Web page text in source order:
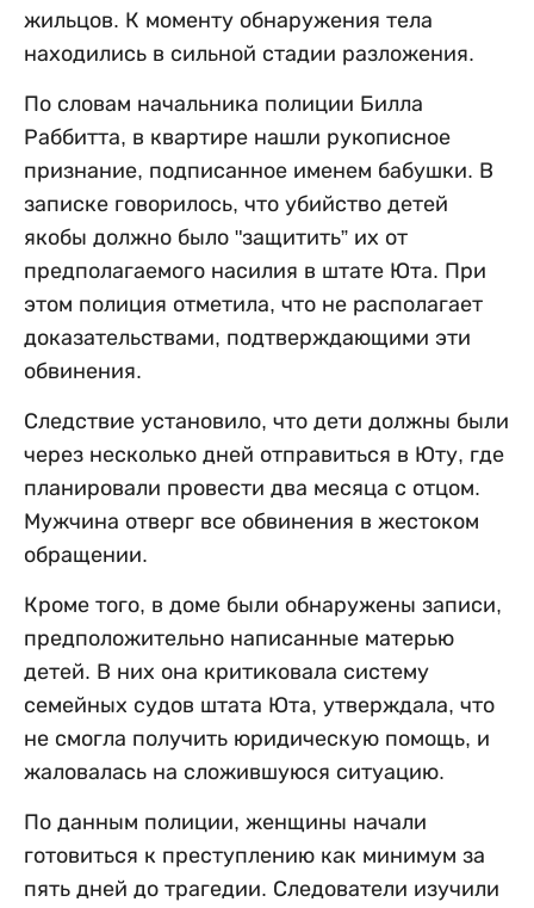
жильцов. К моменту обнаружения тела
находились в сильной стадии разложения.
По словам начальника полиции Билла
Раббитта, в квартире нашли рукописное
признание, подписанное именем бабушки. В
записке говорилось, что убийство детей
якобы должно было "защитить” их от
предполагаемого насилия в штате Юта. При
этом полиция отметила, что не располагает
доказательствами, подтверждающими эти
обвинения.
Следствие установило, что дети должны были
через несколько дней отправиться в Юту, где
планировали провести два месяца с отцом.
Мужчина отверг все обвинения в жестоком
обращении.
Кроме того, в доме были обнаружены записи,
предположительно написанные матерью
детей. В них она критиковала систему
семейных судов штата Юта, утверждала, что
не смогла получить юридическую помощь, и
жаловалась на сложившуюся ситуацию.
По данным полиции, женщины начали
готовиться к преступлению как минимум за
пять дней до трагедии. Следователи изучили